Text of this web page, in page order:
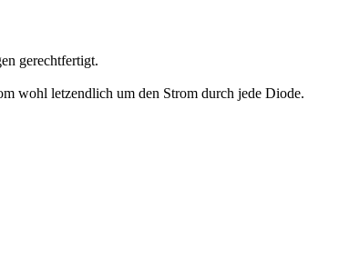
gerechtfertigt.
wohl letzendlich um den Strom durch jede Diode.